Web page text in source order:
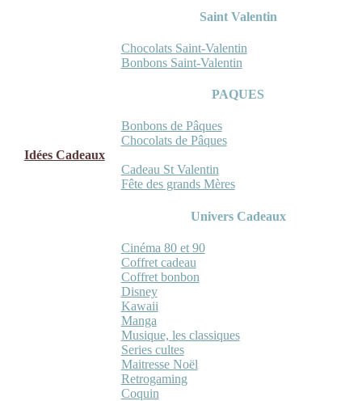
Saint Valentin
Chocolats Saint-Valentin
Bonbons Saint-Valentin
PAQUES
Bonbons de Pâques
Chocolats de Pâques
Idées Cadeaux
Cadeau St Valentin
Fête des grands Mères
Univers Cadeaux
Cinéma 80 et 90
Coffret cadeau
Coffret bonbon
Disney
Kawaii
Manga
Musique, les classiques
Series cultes
Maitresse Noël
Retrogaming
Coquin